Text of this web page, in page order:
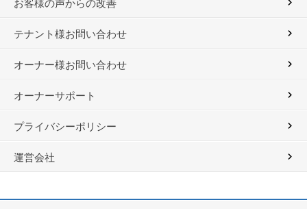
お客様の声からの改善
テナント様お問い合わせ
オーナー様お問い合わせ
オーナーサポート
プライバシーポリシー
運営会社